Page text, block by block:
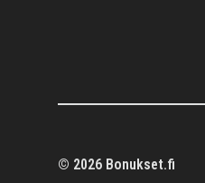
© 2026 Bonukset.fi